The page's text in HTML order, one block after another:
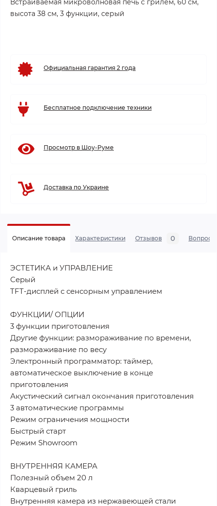
высота 38 см, 3 функции, серый
Официальная гарантия 2 года
Бесплатное подключение техники
Просмотр в Шоу-Руме
Доставка по Украине
Описание товара Характеристики Отзывов 0 Вопросы
ЭСТЕТИКА и УПРАВЛЕНИЕ
Серый
TFT-дисплей с сенсорным управлением
ФУНКЦИИ/ ОПЦИИ
3 функции приготовления
Другие функции: размораживание по времени,
размораживание по весу
Электронный программатор: таймер,
автоматическое выключение в конце
приготовления
Акустический сигнал окончания приготовления
3 автоматические программы
Режим ограничения мощности
Быстрый старт
Режим Showroom
ВНУТРЕННЯЯ КАМЕРА
Полезный объем 20 л
Кварцевый гриль
Внутренняя камера из нержавеющей стали